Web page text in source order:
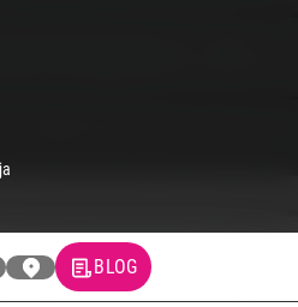
BLOG